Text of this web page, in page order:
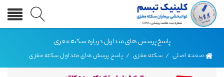
پاسخ پرسش های متداول درباره سکته مغزی
صفحه اصلی / سکته مغزی / پاسخ پرسش های متداول سکته مغزی